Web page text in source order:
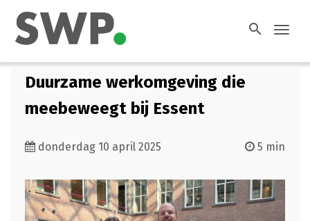
search
Duurzame werkomgeving die
meebeweegt bij Essent
donderdag 10 april 2025 5 min